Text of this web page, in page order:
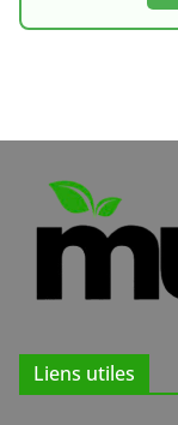
Liens utiles